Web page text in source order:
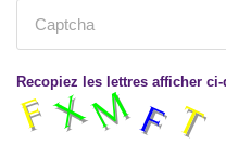
Recopiez les lettres afficher